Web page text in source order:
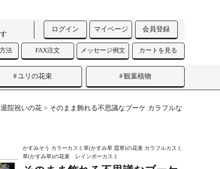
ログイン マイページ 会員登録
法 FAX注文 メッセージ例文 カートを見る
ユリの花束 観葉植物
退院祝いの花 > そのまま飾れる不思議なブーケ カラフルな
かすみそう カラーカスミ草(かすみ草 霞草)の花束 カラフルカスミ
草(かすみ草)の花束 レインボーカスミ